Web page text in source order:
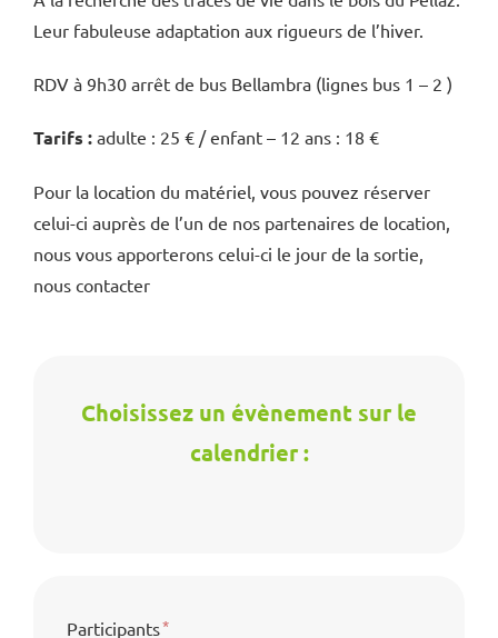
Leur fabuleuse adaptation aux rigueurs de l’hiver.
RDV à 9h30 arrêt de bus Bellambra (lignes bus 1 – 2 )
Tarifs : adulte : 25 € / enfant – 12 ans : 18 €
Pour la location du matériel, vous pouvez réserver
celui-ci auprès de l’un de nos partenaires de location,
nous vous apporterons celui-ci le jour de la sortie,
nous contacter
Choisissez un évènement sur le
calendrier :
Participants